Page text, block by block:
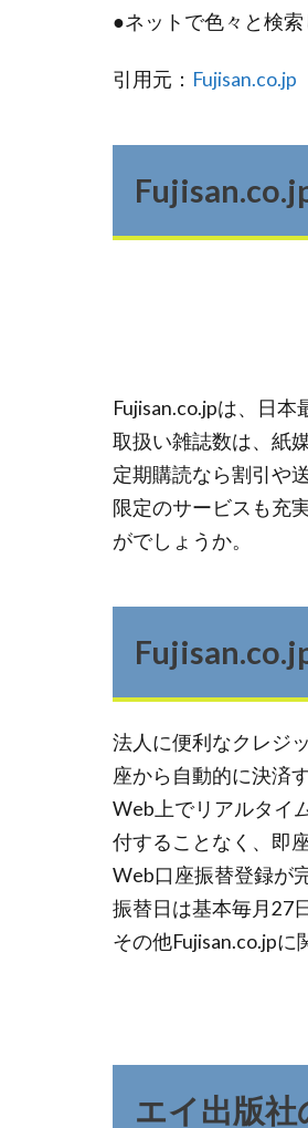
●ネットで色々と検索
引用元： Fujisan.co.jp
Fujisan.co.jpは、日本
取扱い雑誌数は、紙
定期購読なら割引や
限定のサービスも充
がでしょうか。
法人に便利なクレジ
座から自動的に決済
Web上でリアルタイ
付することなく、即
Web口座振替登録が
振替日は基本毎月27
その他Fujisan.co.jpに
エイ出版